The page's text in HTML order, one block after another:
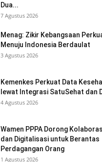
Dua...
7 Agustus 2026
Menag: Zikir Kebangsaan
Menuju Indonesia Berdaulat
3 Agustus 2026
Kemenkes Perkuat Data
lewat Integrasi SatuSehat dan
4 Agustus 2026
Wamen PPPA Dorong
dan Digitalisasi untuk Berantas
Perdagangan Orang
1 Agustus 2026